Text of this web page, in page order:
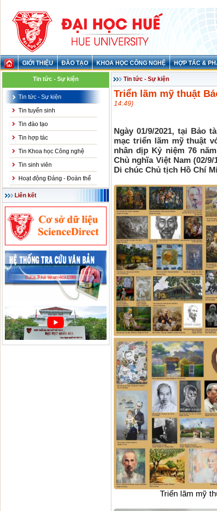
GIỚI THIỆU ĐÀO TẠO KHOA HỌC CÔNG NGHỆ HỢP TÁC &
Tin tức - Sự kiện
Tin tức - Sự kiện
Tin tuyển sinh
Tin đào tạo
Tin hợp tác
Tin Khoa học Công nghệ
Tin sinh viên
Hoạt động Đảng - Đoàn thể
Liên kết
Tin tức - Sự kiện
Triển lãm mỹ thuật
14:49)
Ngày 01/9/2021, tại Bảo t
mạc triển lãm mỹ thuật
nhân dịp Kỷ niệm 76
Chủ nghĩa Việt Nam (02/9/
Di chúc Chủ tịch Hồ Chí
Triển lãm mỹ